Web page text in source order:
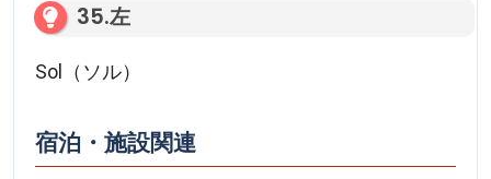
35.左
Sol（ソル）
宿泊・施設関連